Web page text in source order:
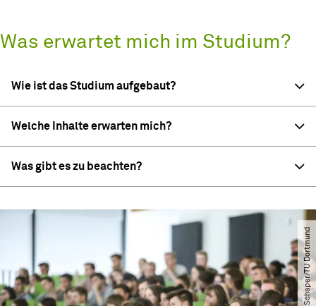
Was erwartet mich im Studium?
Wie ist das Studium aufgebaut?
Welche Inhalte erwarten mich?
Was gibt es zu beachten?
© Oliver Schaper​/​TU Dortmund